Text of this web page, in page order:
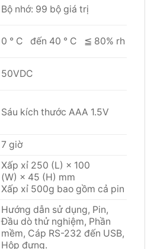
Bộ nhớ: 99 bộ giá trị
0 ° C đến 40 ° C ≦ 80% rh
50VDC
Sáu kích thước AAA 1.5V
7 giờ
Xấp xỉ 250 (L) × 100
(W) × 45 (H) mm
Xấp xỉ 500g bao gồm cả pin
Hướng dẫn sử dụng, Pin,
Đầu dò thử nghiệm, Phần
mềm, Cáp RS-232 đến USB,
Hộp đựng.